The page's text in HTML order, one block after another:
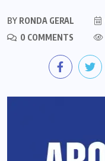
BY RONDA GERAL
0 COMMENTS